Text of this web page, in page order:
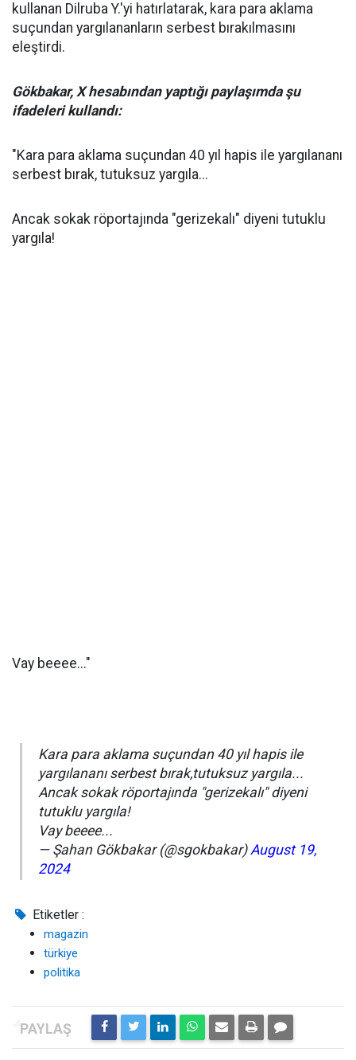
kullanan Dilruba Y.'yi hatırlatarak, kara para aklama
suçundan yargılananların serbest bırakılmasını
eleştirdi.
Gökbakar, X hesabından yaptığı paylaşımda şu
ifadeleri kullandı:
"Kara para aklama suçundan 40 yıl hapis ile yargılananı
serbest bırak, tutuksuz yargıla...
Ancak sokak röportajında "gerizekalı" diyeni tutuklu
yargıla!
Vay beeee..."
Kara para aklama suçundan 40 yıl hapis ile
yargılananı serbest bırak,tutuksuz yargıla...
Ancak sokak röportajında "gerizekalı" diyeni
tutuklu yargıla!
Vay beeee...
— Şahan Gökbakar (@sgokbakar)August 19,
2024
Etiketler :
magazin
türkiye
politika